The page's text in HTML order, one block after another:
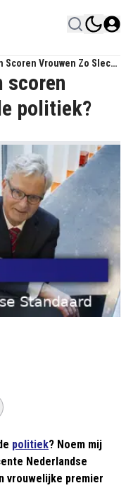
Scoren Vrouwen Zo Slecht
scoren
politiek?
politiek? Noem mij
Nederlandse
vrouwelijke premier